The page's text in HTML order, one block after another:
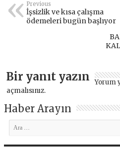
Previous
İşsizlik ve kısa çalışma
ödemeleri bugün başlıyor
Bir yanıt yazın Yorum
açmalısınız.
Haber Arayın